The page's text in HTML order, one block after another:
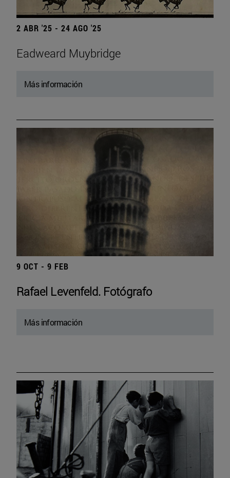
2 ABR '25 - 24 AGO '25
Eadweard Muybridge
Más información
9 OCT - 9 FEB
Rafael Levenfeld. Fotógrafo
Más información